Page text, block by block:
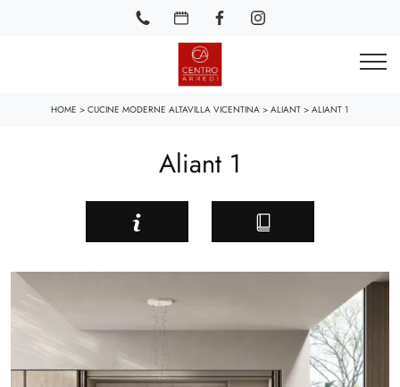
HOME > CUCINE MODERNE ALTAVILLA VICENTINA > ALIANT > ALIANT 1
Aliant 1